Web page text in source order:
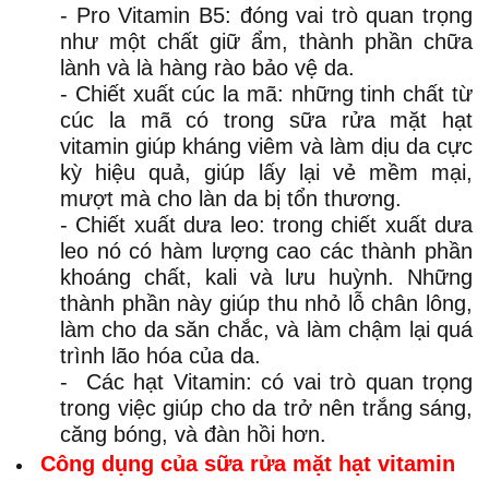
- Pro Vitamin B5: đóng vai trò quan trọng
như một chất giữ ẩm, thành phần chữa
lành và là hàng rào bảo vệ da.
- Chiết xuất cúc la mã: những tinh chất từ
cúc la mã có trong sữa rửa mặt hạt
vitamin giúp kháng viêm và làm dịu da cực
kỳ hiệu quả, giúp lấy lại vẻ mềm mại,
mượt mà cho làn da bị tổn thương.
- Chiết xuất dưa leo: trong chiết xuất dưa
leo nó có hàm lượng cao các thành phần
khoáng chất, kali và lưu huỳnh. Những
thành phần này giúp thu nhỏ lỗ chân lông,
làm cho da săn chắc, và làm chậm lại quá
trình lão hóa của da.
- Các hạt Vitamin: có vai trò quan trọng
trong việc giúp cho da trở nên trắng sáng,
căng bóng, và đàn hồi hơn.
Công dụng của sữa rửa mặt hạt vitamin